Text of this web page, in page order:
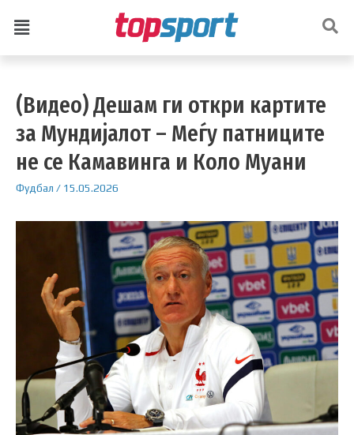
(Видео) Дешам ги откри картите
за Мундијалот – Меѓу патниците
не се Камавинга и Коло Муани
Фудбал / 15.05.2026